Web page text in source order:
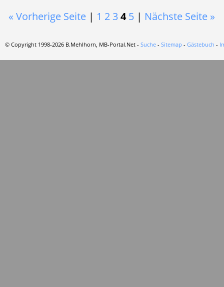
« Vorherige Seite| 1 2 34 5| Nächste Seite »
© Copyright 1998-2026 B.Mehlhorn, MB-Portal.Net - Suche - Sitemap - Gästebuch -